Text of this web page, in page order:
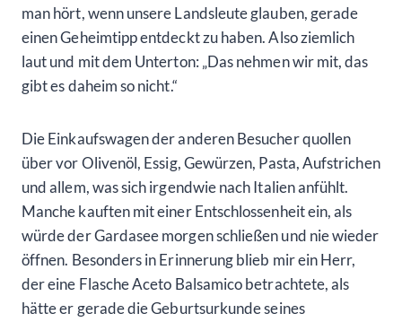
man hört, wenn unsere Landsleute glauben, gerade
einen Geheimtipp entdeckt zu haben. Also ziemlich
laut und mit dem Unterton: „Das nehmen wir mit, das
gibt es daheim so nicht.“
Die Einkaufswagen der anderen Besucher quollen
über vor Olivenöl, Essig, Gewürzen, Pasta, Aufstrichen
und allem, was sich irgendwie nach Italien anfühlt.
Manche kauften mit einer Entschlossenheit ein, als
würde der Gardasee morgen schließen und nie wieder
öffnen. Besonders in Erinnerung blieb mir ein Herr,
der eine Flasche Aceto Balsamico betrachtete, als
hätte er gerade die Geburtsurkunde seines